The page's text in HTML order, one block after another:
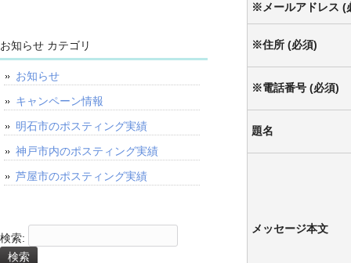
※メールアドレス (
※住所 (必須)
※電話番号 (必須)
題名
メッセージ本文
お知らせ カテゴリ
お知らせ
キャンペーン情報
明石市のポスティング実績
神戸市内のポスティング実績
芦屋市のポスティング実績
検索: